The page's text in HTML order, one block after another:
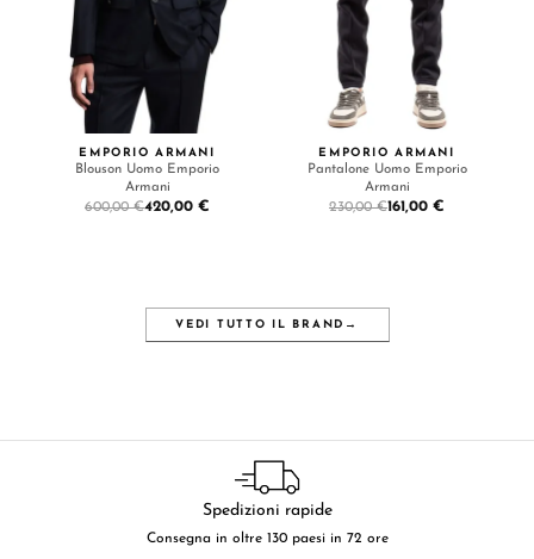
EMPORIO ARMANI
Blouson Uomo Emporio
Armani
600,00 €420,00 €
EMPORIO ARMANI
Pantalone Uomo Emporio
Armani
230,00 €161,00 €
VEDI TUTTO IL BRAND →
Spedizioni rapide
Consegna in oltre 130 paesi in 72 ore